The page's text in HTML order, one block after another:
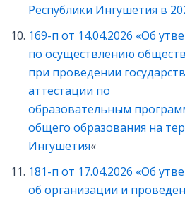
Республики Ингушетия в
169-п от 14.04.2026 «Об
по осуществлению
при проведении
аттестации по
образовательным
общего образования на
Ингушетия«
181-п от 17.04.2026 «Об
об организации и